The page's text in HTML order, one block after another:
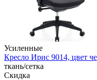
Усиленные
Кресло Ирис 9014, цвет
ткань/сетка
Скидка